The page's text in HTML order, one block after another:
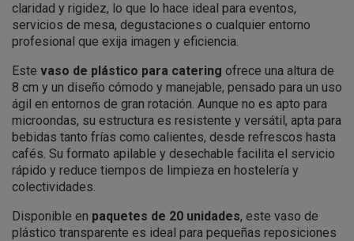
claridad y rigidez, lo que lo hace ideal para eventos,
servicios de mesa, degustaciones o cualquier entorno
profesional que exija imagen y eficiencia.
Este vaso de plástico para catering ofrece una altura de
8 cm y un diseño cómodo y manejable, pensado para un uso
ágil en entornos de gran rotación. Aunque no es apto para
microondas, su estructura es resistente y versátil, apta para
bebidas tanto frías como calientes, desde refrescos hasta
cafés. Su formato apilable y desechable facilita el servicio
rápido y reduce tiempos de limpieza en hostelería y
colectividades.
Disponible en paquetes de 20 unidades, este vaso de
plástico transparente es ideal para pequeñas reposiciones